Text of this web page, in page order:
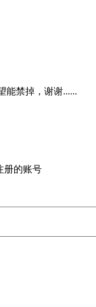
能禁掉，谢谢......
册的账号